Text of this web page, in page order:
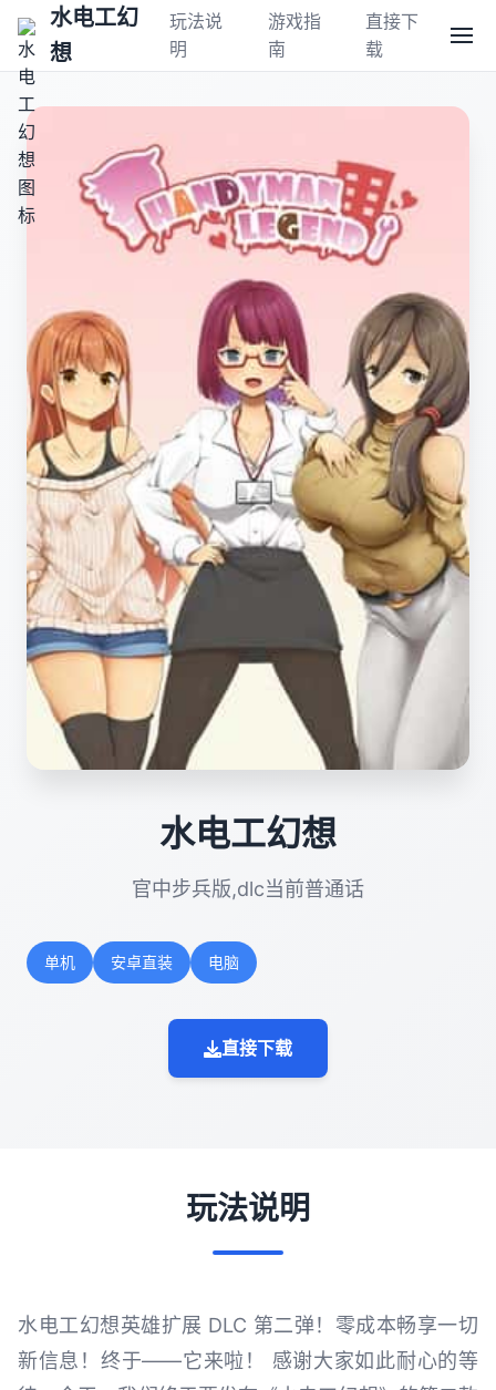
水电工幻
想
玩法说
明
游戏指
南
直接下
载
水电工幻想
官中步兵版,dlc当前普通话
单机 安卓直装 电脑
直接下载
玩法说明
水电工幻想英雄扩展 DLC 第二弹！零成本畅享一切
新信息！终于——它来啦！ 感谢大家如此耐心的等